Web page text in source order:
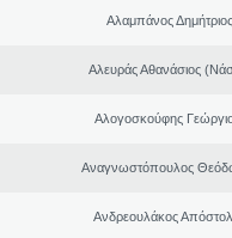
Αλαμπάνος
Αλευράς Αθανάσιος
Αλογοσκούφης
Αναγνωστόπουλος
Ανδρεουλάκος